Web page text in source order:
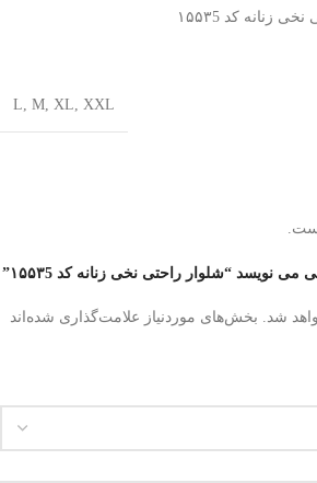
L, M, XL, XXL
نویسد “شلوار راحتی نخی زنانه کد ۱۵۵۳5”
شد. بخش‌های موردنیاز علامت‌گذاری شده‌اند